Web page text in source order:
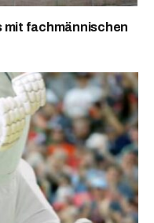
mit fachmännischen